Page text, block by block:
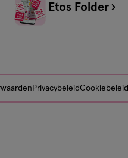
Etos Folder
PrivacybeleidCookiebeleid